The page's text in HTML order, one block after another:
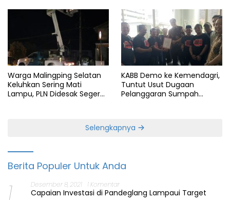
Warga Malingping Selatan
Keluhkan Sering Mati
Lampu, PLN Didesak Segera
KABB Demo ke Kemendagri,
Tuntut Usut Dugaan
Pelanggaran Sumpah
Selengkapnya
Berita Populer Untuk Anda
1 Desember 8, 2021 1 Komentar
Capaian Investasi di Pandeglang Lampaui Target